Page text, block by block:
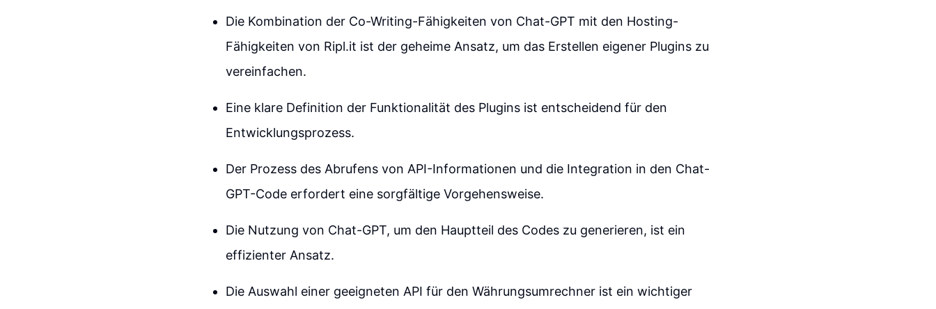
Die Kombination der Co-Writing-Fähigkeiten von Chat-GPT mit den Hosting-
Fähigkeiten von Ripl.it ist der geheime Ansatz, um das Erstellen eigener Plugins zu
vereinfachen.
Eine klare Definition der Funktionalität des Plugins ist entscheidend für den
Entwicklungsprozess.
Der Prozess des Abrufens von API-Informationen und die Integration in den Chat-
GPT-Code erfordert eine sorgfältige Vorgehensweise.
Die Nutzung von Chat-GPT, um den Hauptteil des Codes zu generieren, ist ein
effizienter Ansatz.
Die Auswahl einer geeigneten API für den Währungsumrechner ist ein wichtiger